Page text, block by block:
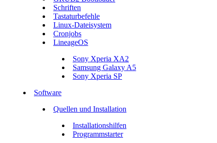
Schriften
Tastaturbefehle
Linux-Dateisystem
Cronjobs
LineageOS
Sony Xperia XA2
Samsung Galaxy A5
Sony Xperia SP
Software
Quellen und Installation
Installationshilfen
Programmstarter